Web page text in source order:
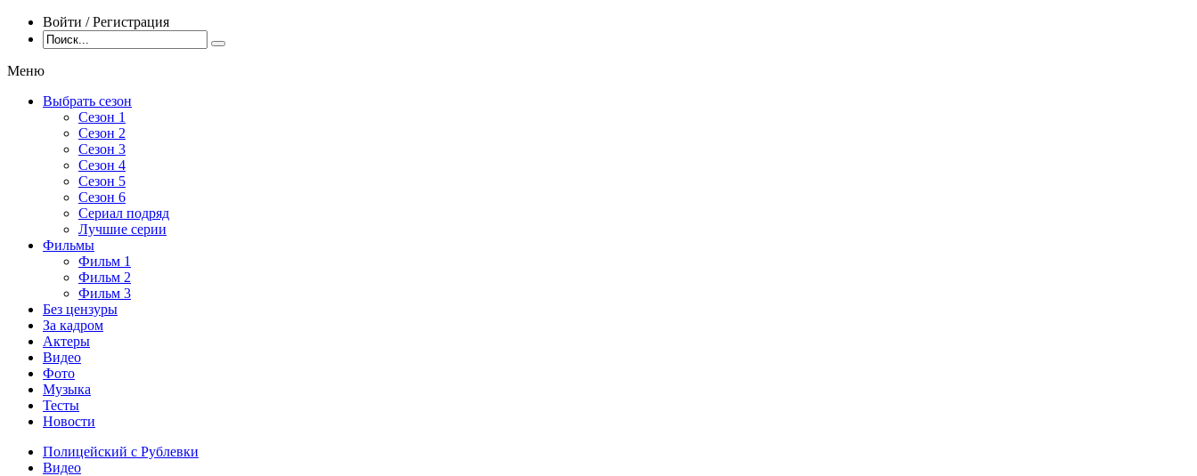
Войти / Регистрация
Меню
Выбрать сезон
Сезон 1
Сезон 2
Сезон 3
Сезон 4
Сезон 5
Сезон 6
Сериал подряд
Лучшие серии
Фильмы
Фильм 1
Фильм 2
Фильм 3
Без цензуры
За кадром
Актеры
Видео
Фото
Музыка
Тесты
Новости
Полицейский с Рублевки
Видео